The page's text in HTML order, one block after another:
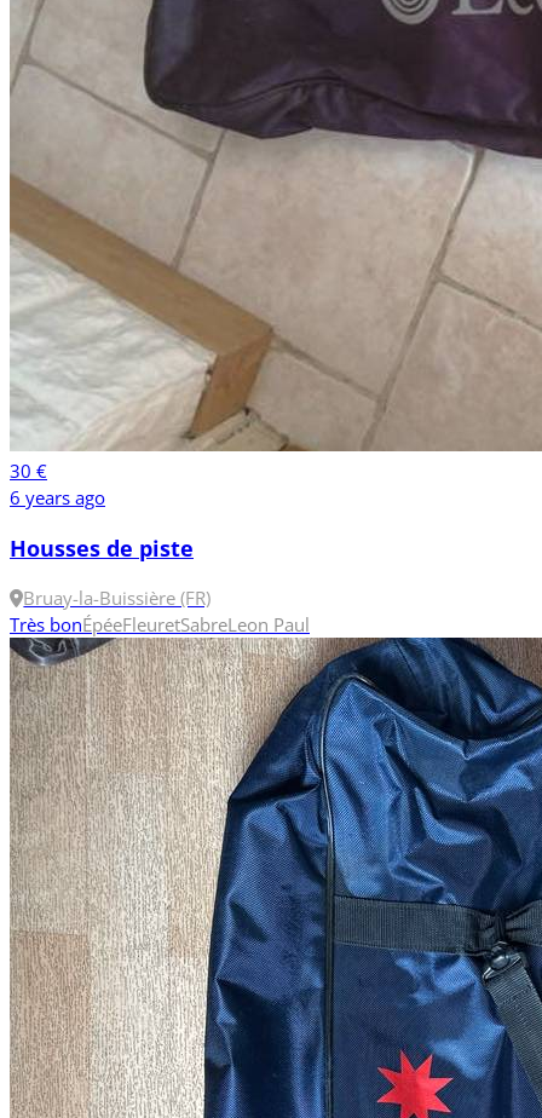
30 €
6 years ago
Housses de piste
Bruay-la-Buissière (FR)
Très bonÉpéeFleuretSabreLeon Paul